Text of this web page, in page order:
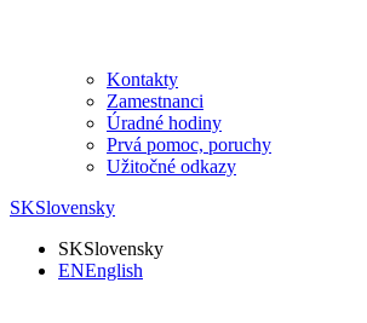
Kontakty
Zamestnanci
Úradné hodiny
Prvá pomoc, poruchy
Užitočné odkazy
SKSlovensky
SKSlovensky
ENEnglish